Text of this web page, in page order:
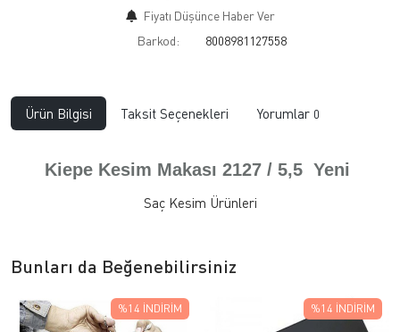
Fiyatı Düşünce Haber Ver
Barkod:
8008981127558
Ürün Bilgisi Taksit Seçenekleri Yorumlar 0
Kiepe Kesim Makası 2127 / 5,5 Yeni
Saç Kesim Ürünleri
Bunları da Beğenebilirsiniz
%14 İNDIRIM %14 İNDIRIM